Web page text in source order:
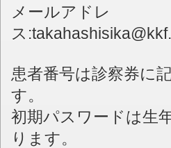
メールアドレ
ス
患者番号は診察券に
す。
初期パスワードは生
ります。